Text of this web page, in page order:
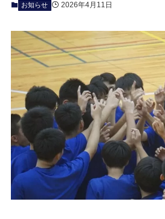
お知らせ 2026年4月11日